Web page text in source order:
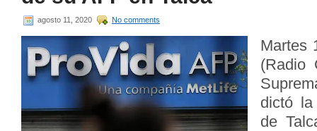
agosto 11, 2020 No comments
Martes
(Radio
dictó
de